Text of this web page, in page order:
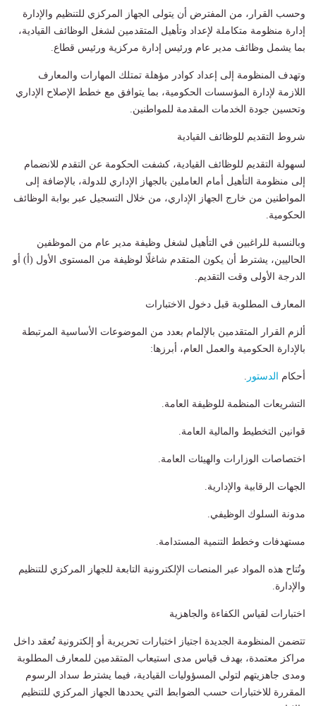
وحسب القرار، من المفترض أن يتولى الجهاز المركزي للتنظيم والإدارة
إدارة منظومة متكاملة لإعداد وتأهيل المتقدمين لشغل الوظائف القيادية،
بما يشمل وظائف مدير عام ورئيس إدارة مركزية ورئيس قطاع.
وتهدف المنظومة إلى إعداد كوادر مؤهلة تمتلك المهارات والمعارف
اللازمة لإدارة المؤسسات الحكومية، بما يتوافق مع خطط الإصلاح الإداري
وتحسين جودة الخدمات المقدمة للمواطنين.
شروط التقديم للوظائف القيادية
لسهولة التقديم للوظائف القيادية، كشفت الحكومة عن التقدم للانضمام
إلى منظومة التأهيل أمام العاملين بالجهاز الإداري للدولة، بالإضافة إلى
المواطنين من خارج الجهاز الإداري، من خلال التسجيل عبر بوابة الوظائف
الحكومية.
وبالنسبة للراغبين في التأهيل لشغل وظيفة مدير عام من الموظفين
الحاليين، يشترط أن يكون المتقدم شاغلًا لوظيفة من المستوى الأول (أ) أو
الدرجة الأولى وقت التقديم.
المعارف المطلوبة قبل دخول الاختبارات
ألزم القرار المتقدمين بالإلمام بعدد من الموضوعات الأساسية المرتبطة
بالإدارة الحكومية والعمل العام، أبرزها:
أحكام الدستور
التشريعات المنظمة للوظيفة العامة.
قوانين التخطيط والمالية العامة.
اختصاصات الوزارات والهيئات العامة.
الجهات الرقابية والإدارية.
مدونة السلوك الوظيفي.
مستهدفات وخطط التنمية المستدامة.
وتُتاح هذه المواد عبر المنصات الإلكترونية التابعة للجهاز المركزي للتنظيم
والإدارة.
اختبارات لقياس الكفاءة والجاهزية
تتضمن المنظومة الجديدة اجتياز اختبارات تحريرية أو إلكترونية تُعقد داخل
مراكز معتمدة، بهدف قياس مدى استيعاب المتقدمين للمعارف المطلوبة
ومدى جاهزيتهم لتولي المسؤوليات القيادية، فيما يشترط سداد الرسوم
المقررة للاختبارات حسب الضوابط التي يحددها الجهاز المركزي للتنظيم